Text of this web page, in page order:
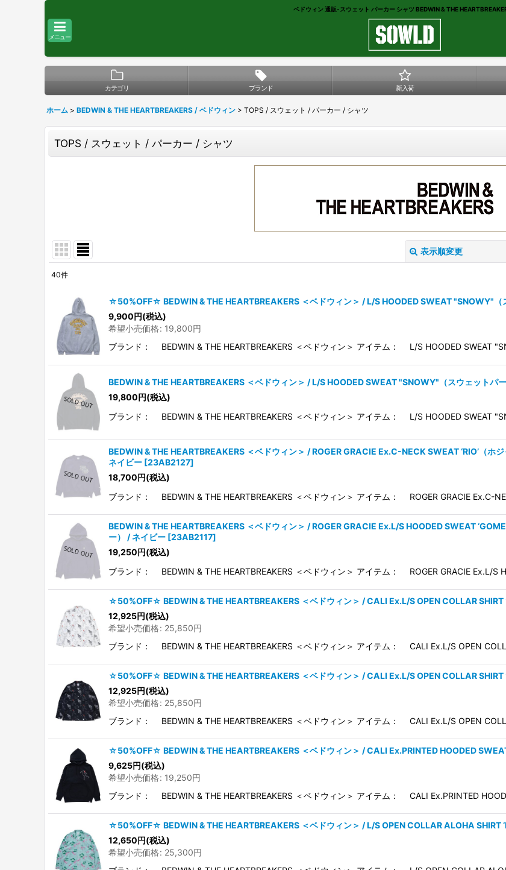
ベドウィン 通販-スウェット パーカー シャツ BEDWIN & THE
メニュー
カテゴリ ブランド 新入荷
ホーム > BEDWIN & THE HEARTBREAKERS / ベドウィン > TOPS / スウェット / パーカー / シャツ
TOPS / スウェット / パーカー / シャツ
表示順変更
在庫あり
並び順
40件
☆50%OFF☆ BEDWIN & THE HEARTBREAKERS ＜ベドウィン＞ / L/S HOODED SWEAT "SNOWY"（
9,900円(税込)
希望小売価格: 19,800円
ブランド： BEDWIN & THE HEARTBREAKERS ＜ベドウィン＞ アイテム： L/S HOODED SWEAT
BEDWIN & THE HEARTBREAKERS ＜ベドウィン＞ / L/S HOODED SWEAT "SNOWY"（スウェットパ
19,800円(税込)
ブランド： BEDWIN & THE HEARTBREAKERS ＜ベドウィン＞ アイテム： L/S HOODED SWEAT
BEDWIN & THE HEARTBREAKERS ＜ベドウィン＞ / ROGER GRACIE Ex.C-NECK SWEAT ‘RIO’（ホ
ネイビー [23AB2127]
18,700円(税込)
ブランド： BEDWIN & THE HEARTBREAKERS ＜ベドウィン＞ アイテム： ROGER GRACIE Ex.C-
BEDWIN & THE HEARTBREAKERS ＜ベドウィン＞ / ROGER GRACIE Ex.L/S HOODED SWEAT
ー） / ネイビー [23AB2117]
19,250円(税込)
ブランド： BEDWIN & THE HEARTBREAKERS ＜ベドウィン＞ アイテム： ROGER GRACIE Ex.L/S
☆50%OFF☆ BEDWIN & THE HEARTBREAKERS ＜ベドウィン＞ / CALI Ex.L/S OPEN COLLAR SHIRT
12,925円(税込)
希望小売価格: 25,850円
ブランド： BEDWIN & THE HEARTBREAKERS ＜ベドウィン＞ アイテム： CALI Ex.L/S OPEN
☆50%OFF☆ BEDWIN & THE HEARTBREAKERS ＜ベドウィン＞ / CALI Ex.L/S OPEN COLLAR SHIRT
12,925円(税込)
希望小売価格: 25,850円
ブランド： BEDWIN & THE HEARTBREAKERS ＜ベドウィン＞ アイテム： CALI Ex.L/S OPEN
☆50%OFF☆ BEDWIN & THE HEARTBREAKERS ＜ベドウィン＞ / CALI Ex.PRINTED HOODED
9,625円(税込)
希望小売価格: 19,250円
ブランド： BEDWIN & THE HEARTBREAKERS ＜ベドウィン＞ アイテム： CALI Ex.PRINTED
☆50%OFF☆ BEDWIN & THE HEARTBREAKERS ＜ベドウィン＞ / L/S OPEN COLLAR ALOHA SHIRT
12,650円(税込)
希望小売価格: 25,300円